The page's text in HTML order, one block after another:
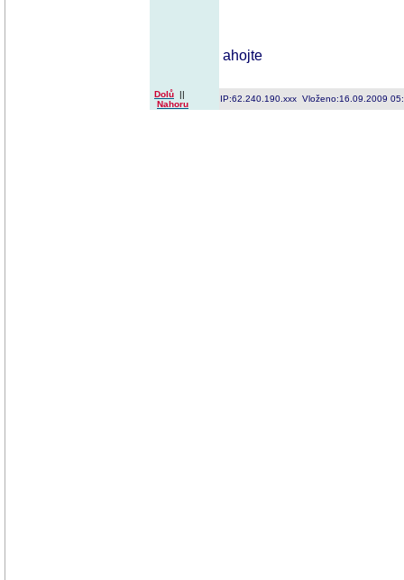
ahojte
Dolů ||
Nahoru
IP:62.240.190.xxx Vloženo:16.09.2009